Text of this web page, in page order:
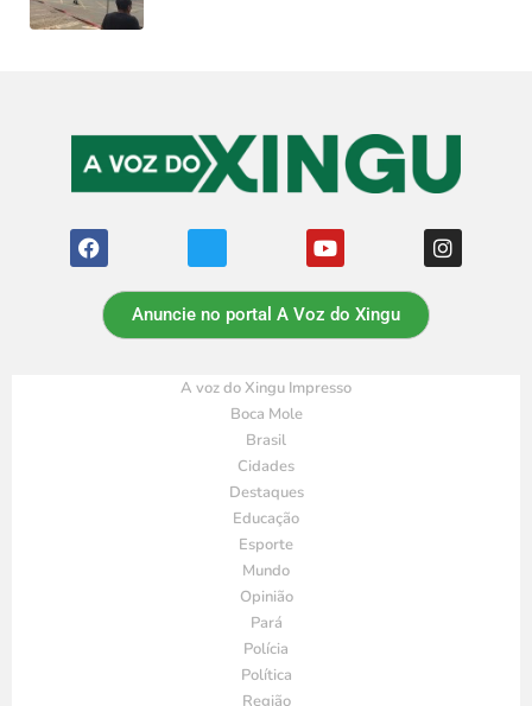
Anuncie no portal A Voz do Xingu
A voz do Xingu Impresso
Boca Mole
Brasil
Cidades
Destaques
Educação
Esporte
Mundo
Opinião
Pará
Polícia
Política
Região